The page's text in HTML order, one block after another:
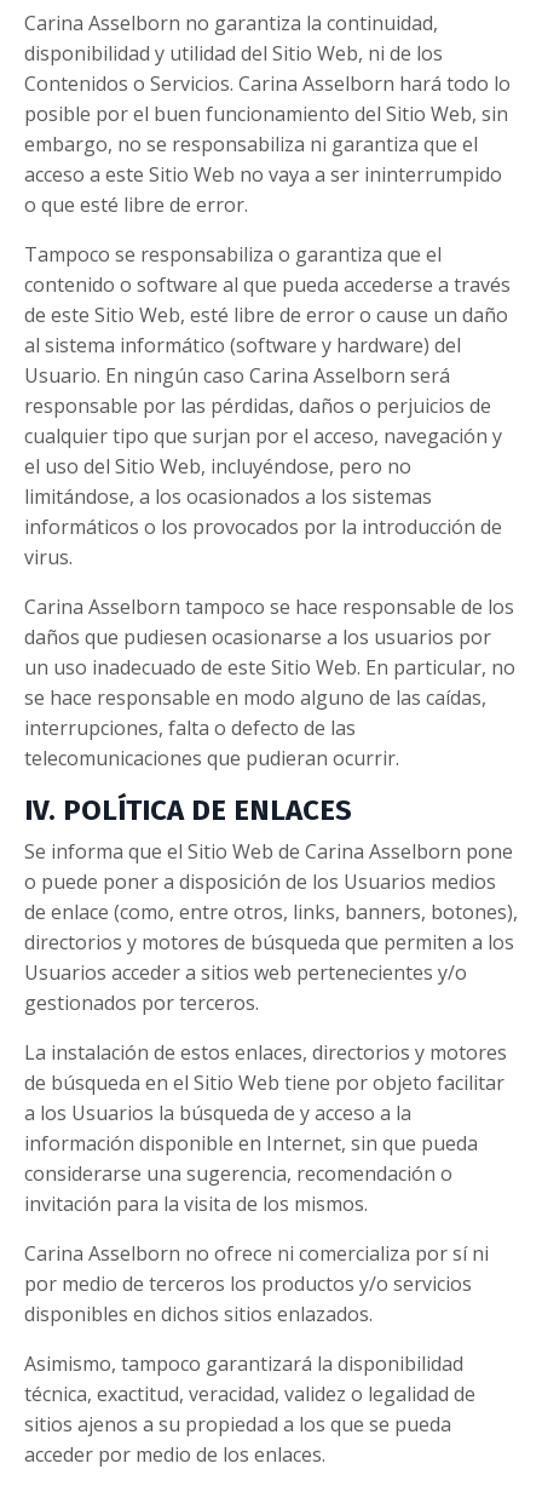
Carina Asselborn no garantiza la continuidad,
disponibilidad y utilidad del Sitio Web, ni de los
Contenidos o Servicios. Carina Asselborn hará todo lo
posible por el buen funcionamiento del Sitio Web, sin
embargo, no se responsabiliza ni garantiza que el
acceso a este Sitio Web no vaya a ser ininterrumpido
o que esté libre de error.
Tampoco se responsabiliza o garantiza que el
contenido o software al que pueda accederse a través
de este Sitio Web, esté libre de error o cause un daño
al sistema informático (software y hardware) del
Usuario. En ningún caso Carina Asselborn será
responsable por las pérdidas, daños o perjuicios de
cualquier tipo que surjan por el acceso, navegación y
el uso del Sitio Web, incluyéndose, pero no
limitándose, a los ocasionados a los sistemas
informáticos o los provocados por la introducción de
virus.
Carina Asselborn tampoco se hace responsable de los
daños que pudiesen ocasionarse a los usuarios por
un uso inadecuado de este Sitio Web. En particular, no
se hace responsable en modo alguno de las caídas,
interrupciones, falta o defecto de las
telecomunicaciones que pudieran ocurrir.
IV. POLÍTICA DE ENLACES
Se informa que el Sitio Web de Carina Asselborn pone
o puede poner a disposición de los Usuarios medios
de enlace (como, entre otros, links, banners, botones),
directorios y motores de búsqueda que permiten a los
Usuarios acceder a sitios web pertenecientes y/o
gestionados por terceros.
La instalación de estos enlaces, directorios y motores
de búsqueda en el Sitio Web tiene por objeto facilitar
a los Usuarios la búsqueda de y acceso a la
información disponible en Internet, sin que pueda
considerarse una sugerencia, recomendación o
invitación para la visita de los mismos.
Carina Asselborn no ofrece ni comercializa por sí ni
por medio de terceros los productos y/o servicios
disponibles en dichos sitios enlazados.
Asimismo, tampoco garantizará la disponibilidad
técnica, exactitud, veracidad, validez o legalidad de
sitios ajenos a su propiedad a los que se pueda
acceder por medio de los enlaces.